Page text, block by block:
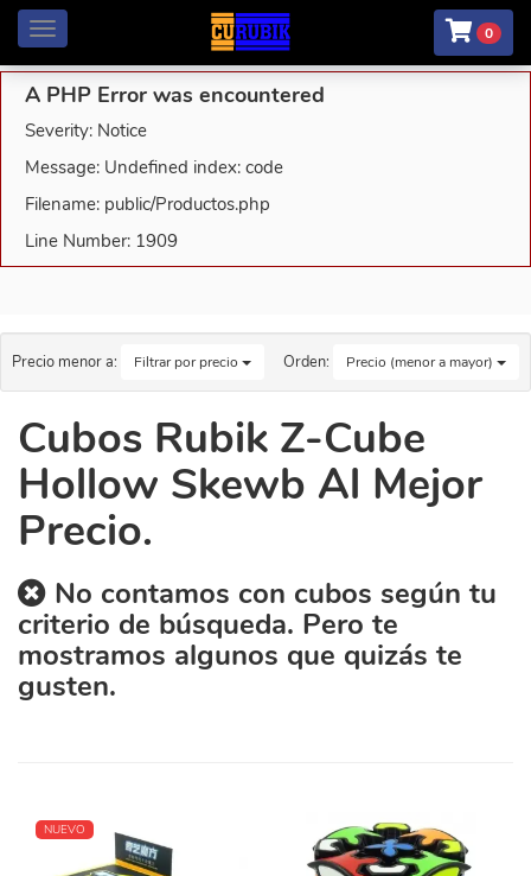
A PHP Error was encountered
Severity: Notice
Message: Undefined index: code
Filename: public/Productos.php
Line Number: 1909
Menú 0
Precio menor a: Filtrar por precio Orden: Precio (menor a mayor)
Cubos Rubik Z-Cube
Hollow Skewb Al Mejor
Precio.
No contamos con cubos según tu
criterio de búsqueda. Pero te
mostramos algunos que quizás te
gusten.
NUEVO